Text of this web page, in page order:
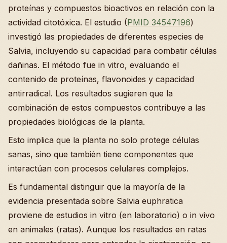
proteínas y compuestos bioactivos en relación con la
actividad citotóxica. El estudio (PMID 34547196)
investigó las propiedades de diferentes especies de
Salvia, incluyendo su capacidad para combatir células
dañinas. El método fue in vitro, evaluando el
contenido de proteínas, flavonoides y capacidad
antirradical. Los resultados sugieren que la
combinación de estos compuestos contribuye a las
propiedades biológicas de la planta.
Esto implica que la planta no solo protege células
sanas, sino que también tiene componentes que
interactúan con procesos celulares complejos.
Es fundamental distinguir que la mayoría de la
evidencia presentada sobre Salvia euphratica
proviene de estudios in vitro (en laboratorio) o in vivo
en animales (ratas). Aunque los resultados en ratas